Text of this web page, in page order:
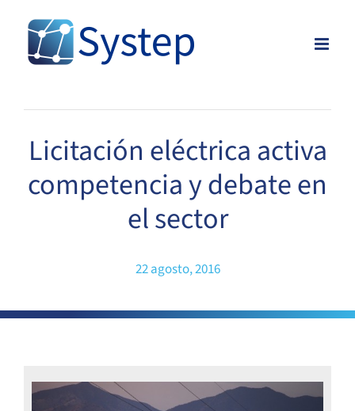
content
Licitación eléctrica activa
competencia y debate en
el sector
22 agosto, 2016